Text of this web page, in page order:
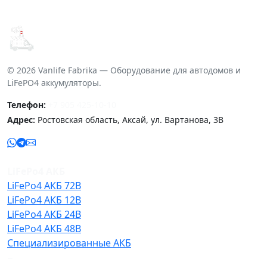
© 2026 Vanlife Fabrika — Оборудование для автодомов и
LiFePO4 аккумуляторы.
Телефон:
Адрес: Ростовская область, Аксай, ул. Вартанова, 3В
LiFePo4 АКБ 72В
LiFePo4 АКБ 12В
LiFePo4 АКБ 24В
LiFePo4 АКБ 48В
Специализированные АКБ